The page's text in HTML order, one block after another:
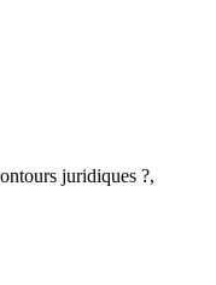
juridiques ?,